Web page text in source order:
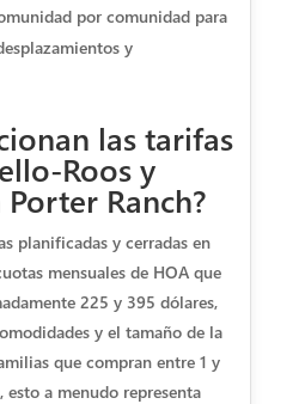
por comunidad para
y
las tarifas
Roos y
Ranch?
planificadas y cerradas en
mensuales de HOA que
225 y 395 dólares,
y el tamaño de la
que compran entre 1 y
a menudo representa